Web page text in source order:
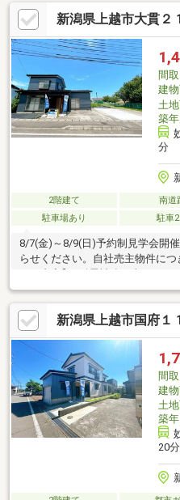
新潟県上越市大貫２
間取
建
土
築年
分
2階建て 南道
駐車場あり
駐車
8/7(金)～8/9(日)予約制見学会開
らせください。自社売主物件につ
交換、雨漏り点検、設備点検●駐
システムキッチン交換、ユニッ
粧台交換●間取変更、室内ドア交
クス交換、クロス張替え●給湯器
警報器設置、照明器具交換【お
書を取得すれば（要別途費用）
動産取得税減税の対象になり
新潟県上越市国府１
間取
建
土
築年
20分